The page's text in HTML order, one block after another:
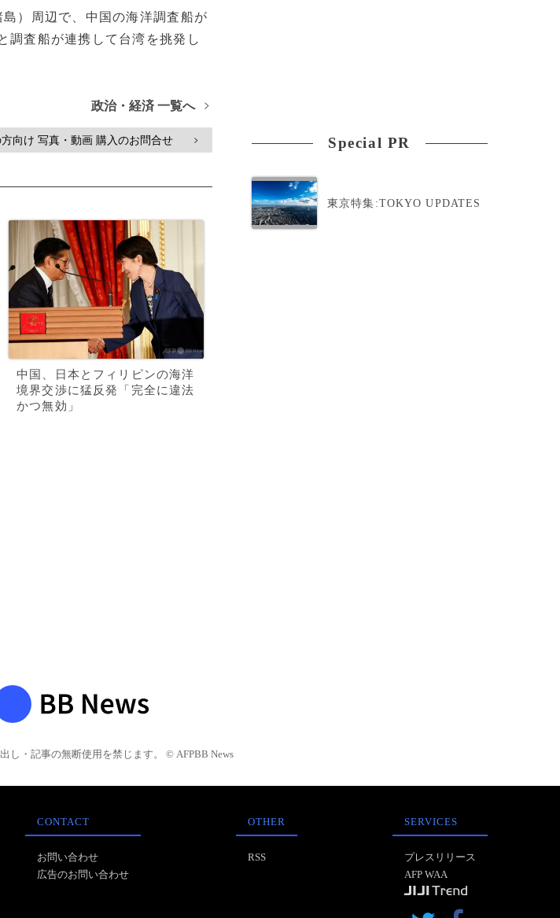
）周辺で、中国の海洋調査船が
調査船が連携して台湾を挑発し
政治・経済 一覧へ >
向け 写真・動画 購入のお問合せ >
中国、日本とフィリピンの海洋
境界交渉に猛反発「完全に違法
かつ無効」
Special PR
東京特集:TOKYO UPDATES
し・記事の無断使用を禁じます。 © AFPBB News
CONTACT
お問い合わせ
広告のお問い合わせ
OTHER
RSS
SERVICES
プレスリリース
AFP WAA